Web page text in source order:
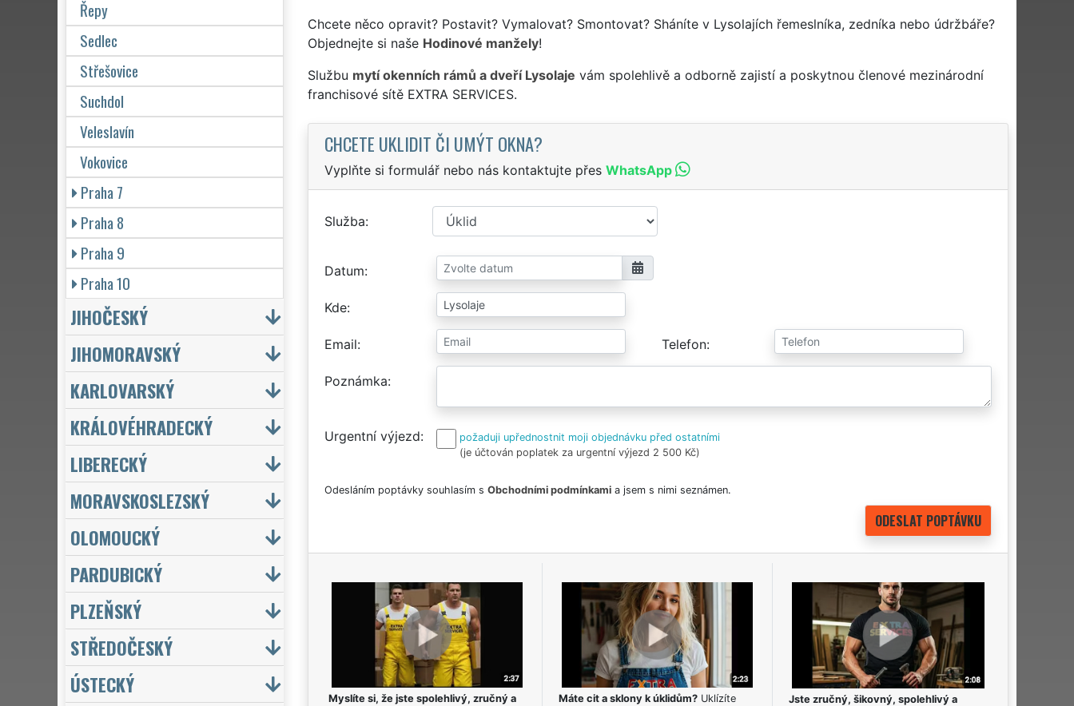
Chcete něco opravit? Postavit? Vymalovat? Smontovat? Sháníte v Lysolajích řemeslníka, zedníka nebo údržbáře?
Objednejte si naše Hodinové manžely!
Službu mytí okenních rámů a dveří Lysolaje vám spolehlivě a odborně zajistí a poskytnou členové mezinárodní
franchisové sítě EXTRA SERVICES.
CHCETE UKLIDIT ČI UMÝT OKNA?
Vyplňte si formulář nebo nás kontaktujte přes WhatsApp
Služba
Datum
Kde
Email Telefon
Poznámka
Urgentní výjezd
požaduji upřednostnit moji objednávku před ostatními
(je účtován poplatek za urgentní výjezd 2 500 Kč)
Odesláním poptávky souhlasím s Obchodními podmínkamia jsem s nimi seznámen.
Myslíte si, že jste spolehlivý, zručný a
Máte cit a sklony k úklidům?Uklízíte
Jste zručný, šikovný, spolehlivý a
Řepy
Sedlec
Střešovice
Suchdol
Veleslavín
Vokovice
Praha 7
Praha 8
Praha 9
Praha 10
JIHOČESKÝ
JIHOMORAVSKÝ
KARLOVARSKÝ
KRÁLOVÉHRADECKÝ
LIBERECKÝ
MORAVSKOSLEZSKÝ
OLOMOUCKÝ
PARDUBICKÝ
PLZEŇSKÝ
STŘEDOČESKÝ
ÚSTECKÝ